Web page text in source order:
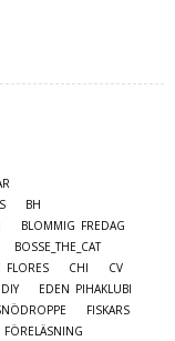
BH
BLOMMIG FREDAG
BOSSE_THE_CAT
FLORES CHI
CV
DIY
EDEN PIHAKLUBI
FISKARS
FÖRELÄSNING